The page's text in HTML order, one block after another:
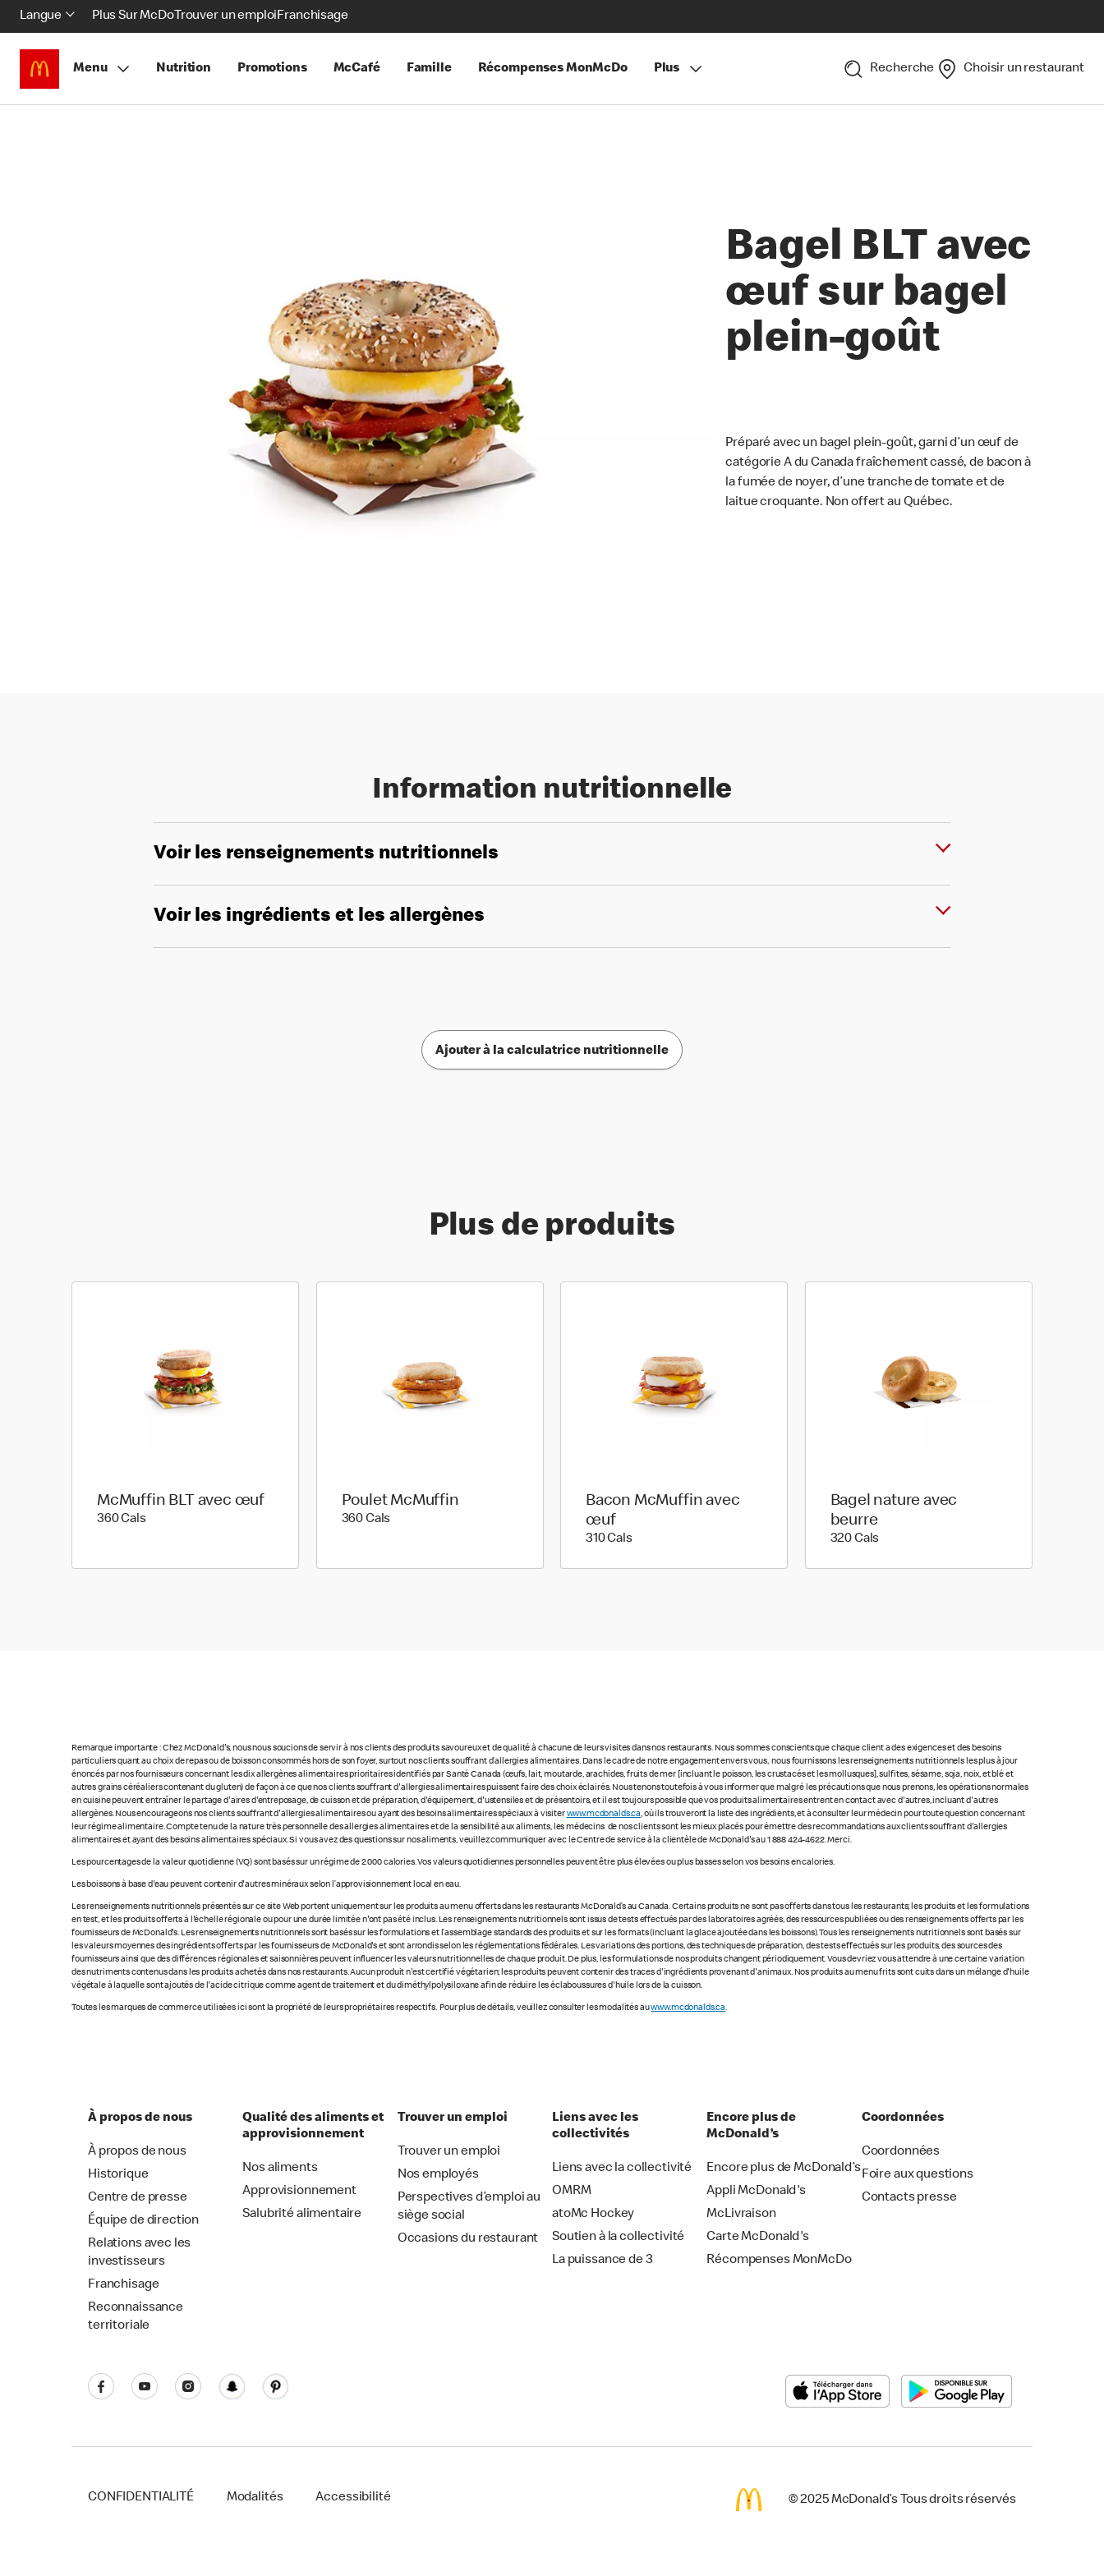
Langue Plus Sur McDoTrouver un emploiFranchisage
Menu Nutrition Promotions McCafé Famille Récompenses MonMcDo Plus Recherche Choisir un restaurant
Bagel BLT avec
œuf sur bagel
plein-goût
Préparé avec un bagel plein-goût, garni d’un œuf de
catégorie A du Canada fraîchement cassé, de bacon à
la fumée de noyer, d’une tranche de tomate et de
laitue croquante. Non offert au Québec.
Information nutritionnelle
Voir les renseignements nutritionnels
Voir les ingrédients et les allergènes
Ajouter à la calculatrice nutritionnelle
Plus de produits
McMuffin BLT avec œuf
360 Cals360 calories
Poulet McMuffin
360 Cals360 calories
Bacon McMuffin avec
œuf
310 Cals310 calories
Bagel nature avec
beurre
320 Cals320 calories
Remarque importante : Chez McDonald's, nous nous soucions de servir à nos clients des produits savoureux et de qualité à chacune de leurs visites dans nos restaurants. Nous sommes conscients que chaque client a des exigences et des besoins
particuliers quant au choix de repas ou de boisson consommés hors de son foyer, surtout nos clients souffrant d’allergies alimentaires. Dans le cadre de notre engagement envers vous, nous fournissons les renseignements nutritionnels les plus à jour
énoncés par nos fournisseurs concernant les dix allergènes alimentaires prioritaires identifiés par Santé Canada (œufs, lait, moutarde, arachides, fruits de mer [incluant le poisson, les crustacés et les mollusques], sulfites, sésame, soja, noix, et blé et
autres grains céréaliers contenant du gluten) de façon à ce que nos clients souffrant d'allergies alimentaires puissent faire des choix éclairés. Nous tenons toutefois à vous informer que malgré les précautions que nous prenons, les opérations normales
en cuisine peuvent entraîner le partage d'aires d'entreposage, de cuisson et de préparation, d'équipement, d'ustensiles et de présentoirs, et il est toujours possible que vos produits alimentaires entrent en contact avec d'autres, incluant d'autres
allergènes. Nous encourageons nos clients souffrant d'allergies alimentaires ou ayant des besoins alimentaires spéciaux à visiterwww.mcdonalds.ca, où ils trouveront la liste des ingrédients, et à consulter leur médecin pour toute question concernant
leur régime alimentaire. Compte tenu de la nature très personnelle des allergies alimentaires et de la sensibilité aux aliments, les médecins de nos clients sont les mieux placés pour émettre des recommandations aux clients souffrant d'allergies
alimentaires et ayant des besoins alimentaires spéciaux. Si vous avez des questions sur nos aliments, veuillez communiquer avec le Centre de service à la clientèle de McDonald's au 1 888 424-4622. Merci.
Les pourcentages de la valeur quotidienne (VQ) sont basés sur un régime de 2 000 calories. Vos valeurs quotidiennes personnelles peuvent être plus élevées ou plus basses selon vos besoins en calories.
Les boissons à base d'eau peuvent contenir d'autres minéraux selon l’approvisionnement local en eau.
Les renseignements nutritionnels présentés sur ce site Web portent uniquement sur les produits au menu offerts dans les restaurants McDonald’s au Canada. Certains produits ne sont pas offerts dans tous les restaurants; les produits et les formulations
en test, et les produits offerts à l'échelle régionale ou pour une durée limitée n'ont pas été inclus. Les renseignements nutritionnels sont issus de tests effectués par des laboratoires agréés, des ressources publiées ou des renseignements offerts par les
fournisseurs de McDonald's. Les renseignements nutritionnels sont basés sur les formulations et l’assemblage standards des produits et sur les formats (incluant la glace ajoutée dans les boissons). Tous les renseignements nutritionnels sont basés sur
les valeurs moyennes des ingrédients offerts par les fournisseurs de McDonald's et sont arrondis selon les réglementations fédérales. Les variations des portions, des techniques de préparation, des tests effectués sur les produits, des sources des
fournisseurs ainsi que des différences régionales et saisonnières peuvent influencer les valeurs nutritionnelles de chaque produit. De plus, les formulations de nos produits changent périodiquement. Vous devriez vous attendre à une certaine variation
des nutriments contenus dans les produits achetés dans nos restaurants. Aucun produit n'est certifié végétarien; les produits peuvent contenir des traces d'ingrédients provenant d'animaux. Nos produits au menu frits sont cuits dans un mélange d'huile
végétale à laquelle sont ajoutés de l'acide citrique comme agent de traitement et du diméthylpolysiloxane afin de réduire les éclaboussures d'huile lors de la cuisson.
Toutes les marques de commerce utilisées ici sont la propriété de leurs propriétaires respectifs. Pour plus de détails, veuillez consulter les modalités auwww.mcdonalds.ca.
À propos de nous
À propos de nous
Historique
Centre de presse
Équipe de direction
Relations avec les
investisseurs
Franchisage
Reconnaissance
territoriale
Qualité des aliments et
approvisionnement
Nos aliments
Approvisionnement
Salubrité alimentaire
Trouver un emploi
Trouver un emploi
Nos employés
Perspectives d’emploi au
siège social
Occasions du restaurant
Liens avec les
collectivités
Liens avec la collectivité
OMRM
atoMc Hockey
Soutien à la collectivité
La puissance de 3
Encore plus de
McDonald’s
Encore plus de McDonald’s
Appli McDonald's
McLivraison
Carte McDonald's
Récompenses MonMcDo
Coordonnées
Coordonnées
Foire aux questions
Contacts presse
CONFIDENTIALITÉ Modalités Accessibilité © 2025 McDonald’s Tous droits réservés